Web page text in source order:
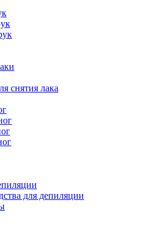
снятия лака
для депиляции